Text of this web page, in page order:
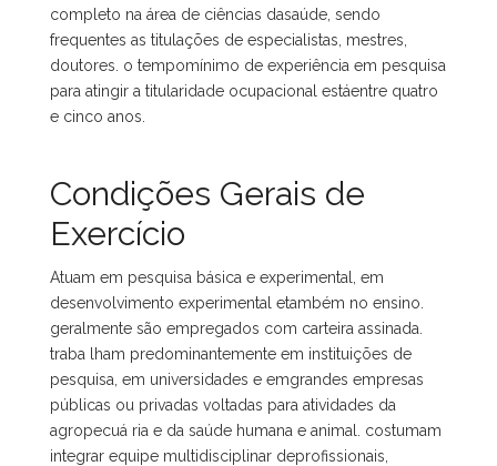
completo na área de ciências dasaúde, sendo
frequentes as titulações de especialistas, mestres,
doutores. o tempomínimo de experiência em pesquisa
para atingir a titularidade ocupacional estáentre quatro
e cinco anos.
Condições Gerais de
Exercício
Atuam em pesquisa básica e experimental, em
desenvolvimento experimental etambém no ensino.
geralmente são empregados com carteira assinada.
traba lham predominantemente em instituições de
pesquisa, em universidades e emgrandes empresas
públicas ou privadas voltadas para atividades da
agropecuá ria e da saúde humana e animal. costumam
integrar equipe multidisciplinar deprofissionais,